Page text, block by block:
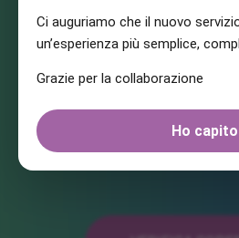
Ci auguriamo che il nuovo
un’esperienza più semplice,
Grazie per la collaborazione
Ho capito
società